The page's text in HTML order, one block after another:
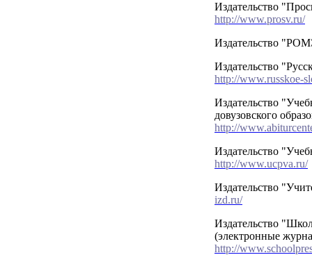
Издательство
http://www.prosv.ru/
Издательство
Издательство
http://www.russkoe-
Издательство
довузовского
http://
Издательство
http://www.ucpva.ru/
Издательство
izd.ru/
Издательство
(электронные
http://